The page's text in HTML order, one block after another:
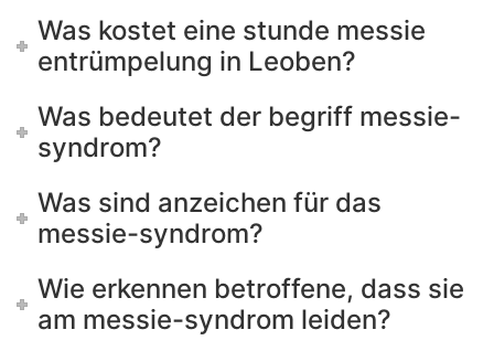
Was kostet eine stunde messie
entrümpelung in Leoben?
Was bedeutet der begriff messie-
syndrom?
Was sind anzeichen für das
messie-syndrom?
Wie erkennen betroffene, dass sie
am messie-syndrom leiden?